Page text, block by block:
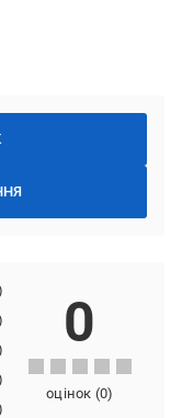
0
оцінок (0)